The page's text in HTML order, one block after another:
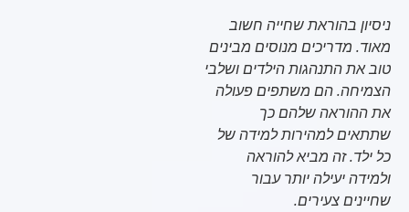
ניסיון בהוראת שחייה חשוב
מאוד. מדריכים מנוסים מבינים
טוב את התנהגות הילדים ושלבי
הצמיחה. הם משתפים פעולה
את ההוראה שלהם כך
שתתאים למהירות למידה של
כל ילד. זה מביא להוראה
ולמידה יעילה יותר עבור
שחיינים צעירים.